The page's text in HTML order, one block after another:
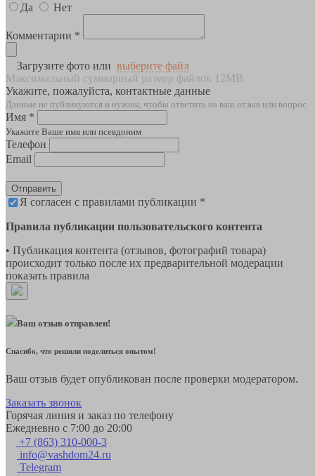
Да
Нет
Комментарии *
Загрузите фото или выберите файл
Максимальный суммарный размер файлов 12MB
Укажите, пожалуйста, контактные данные
Данные не публикуются и нужны, чтобы ответить на ваш отзыв или вопрос
Имя *
Укажите Ваше имя или псевдоним
Телефон
Email
Отправить
Я согласен с правилами публикации *
Правила публикации пользовательского контента
• Публикация контента (отзывов, фотографий товара)
происходит только после их предварительной модерации
показать правила
Ваш отзыв отправлен!
Спасибо, что решили поделиться опытом!
Ваш отзыв будет опубликован после проверки модератором.
Заказать звонок
Горячая линия и заказ по телефону
Ежедневно с 7:00 до 20:00
+7 (863) 310-000-3
info@vashdom24.ru
Telegram